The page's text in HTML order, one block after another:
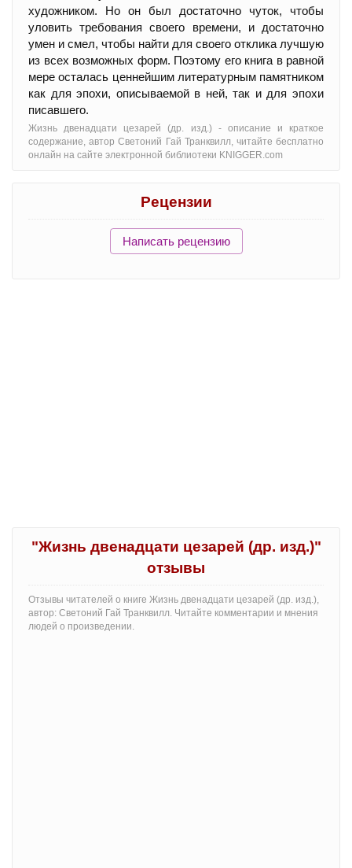
художником. Но он был достаточно чуток, чтобы
уловить требования своего времени, и достаточно
умен и смел, чтобы найти для своего отклика лучшую
из всех возможных форм. Поэтому его книга в равной
мере осталась ценнейшим литературным памятником
как для эпохи, описываемой в ней, так и для эпохи
писавшего.
Жизнь двенадцати цезарей (др. изд.) - oписание и краткое
содержание, автор Светоний Гай Транквилл, читайте бесплатно
онлайн на сайте электронной библиотеки KNIGGER.com
Рецензии
Написать рецензию
"Жизнь двенадцати цезарей (др. изд.)"
отзывы
Отзывы читателей о книге Жизнь двенадцати цезарей (др. изд.),
автор: Светоний Гай Транквилл. Читайте комментарии и мнения
людей о произведении.